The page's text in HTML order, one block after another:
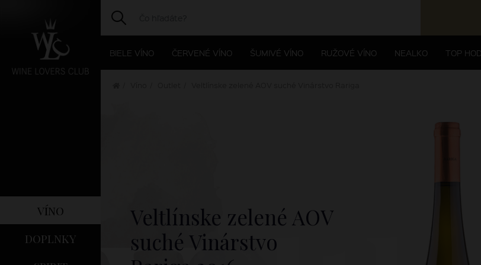
víno
doplnky
BIELE VÍNO ČERVENÉ VÍNO ŠUMIVÉ VÍNO RUŽOVÉ VÍNO NEALKO TOP
Veltlínske zelené AOV
suché Vinárstvo